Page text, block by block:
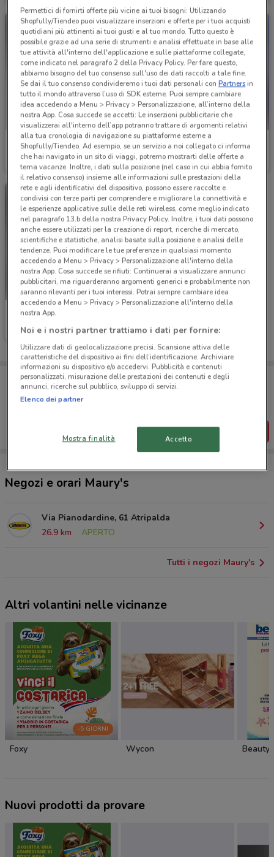
Maury's
Scade il 31/12 26.9 km
Maury's
Scade il 31/12 26.9 km
Maury's
Scade il 31/12 26.9 km
Porta DoveConviene sempre con te!
Puoi trovare le migliori offerte dei negozi vicino a te,
salvarle e creare la tua lista del risparmio, comodamente
SCARICA L’APP
Negozi e orari Maury's
Via Pianodardine, 61 Atripalda
26.9 km
APERTO
Tutti i negozi Maury's
Altri volantini nelle vicinanze
-5 GIORNI
Foxy Wycon Beauty
Nuovi prodotti da provare
Permettici di fornirti offerte più vicine ai tuoi bisogni: Utilizzando
Shopfully/Tiendeo puoi visualizzare inserzioni e offerte per i tuoi acquisti
quotidiani più attinenti ai tuoi gusti e al tuo mondo. Tutto questo è
possibile grazie ad una serie di strumenti e analisi effettuate in base alle
tue attività all'interno dell'applicazione e sulle piattaforme collegate,
come indicato nel paragrafo 2 della Privacy Policy. Per fare questo,
abbiamo bisogno del tuo consenso sull'uso dei dati raccolti a tale fine.
Se dai il tuo consenso condivideremo i tuoi dati personali conPartnersin
tutto il mondo attraverso l’uso di SDK esterne. Puoi sempre cambiare
idea accedendo a Menu > Privacy > Personalizzazione, all’interno della
nostra App. Cosa succede se accetti: Le inserzioni pubblicitarie che
visualizzerai all'interno dell’app potranno trattare di argomenti relativi
alla tua cronologia di navigazione su piattaforme esterne a
Shopfully/Tiendeo. Ad esempio, se un servizio a noi collegato ci informa
che hai navigato in un sito di viaggi, potremo mostrarti delle offerte a
tema vacanze. Inoltre, i dati sulla posizione (nel caso in cui abbia fornito
il relativo consenso) insieme alle informazioni sulle prestazioni della
rete e agli identificativi del dispositivo, possono essere raccolte e
condivisi con terze parti per comprendere e migliorare la connettività e
le esperienze applicative sulle delle reti wireless, come meglio indicato
nel paragrafo 13.b della nostra Privacy Policy. Inoltre, i tuoi dati possono
anche essere utilizzati per la creazione di report, ricerche di mercato,
scientifiche e statistiche, analisi basate sulla posizione e analisi delle
tendenze. Puoi modificare le tue preferenze in qualsiasi momento
accedendo a Menu > Privacy > Personalizzazione all'interno della
nostra App. Cosa succede se rifiuti: Continuerai a visualizzare annunci
pubblicitari, ma riguarderanno argomenti generici e probabilmente non
saranno rilevanti per i tuoi interessi. Potrai sempre cambiare idea
accedendo a Menu > Privacy > Personalizzazione all'interno della
nostra App.
Noi e i nostri partner trattiamo i dati per fornire:
Utilizzare dati di geolocalizzazione precisi. Scansione attiva delle
caratteristiche del dispositivo ai fini dell’identificazione. Archiviare
informazioni su dispositivo e/o accedervi. Pubblicità e contenuti
personalizzati, misurazione delle prestazioni dei contenuti e degli
annunci, ricerche sul pubblico, sviluppo di servizi.
Elenco dei partner
Mostra finalità Accetto